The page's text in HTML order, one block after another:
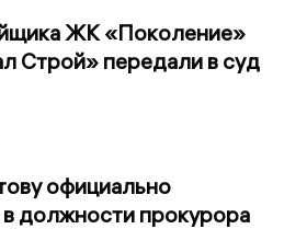
ЖК «Поколение»
Строй» передали в суд
официально
должности прокурора